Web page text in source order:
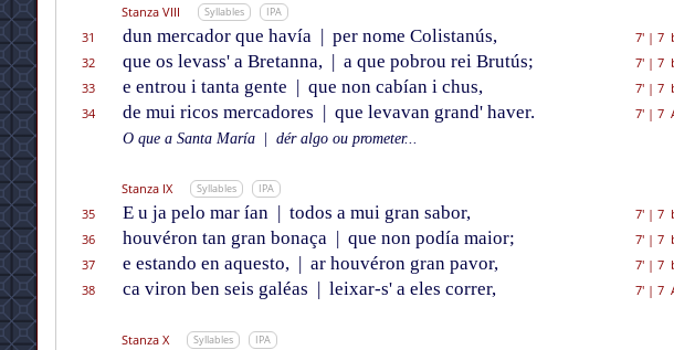
Stanza VIII Syllables IPA
31 dun mercador que havía | per nome Colistanús, 7'| 7
32
que os levass' a Bretanna, | a que pobrou rei Brutús; 7'| 7
33
e entrou i tanta gente | que non cabían i chus, 7'| 7
34
de mui ricos mercadores | que levavan grand' haver. 7'| 7
O que a Santa María
dér algo ou prometer...
Stanza IX Syllables IPA
35 E u ja pelo mar ían | todos a mui gran sabor, 7'| 7
36
houvéron tan gran bonaça | que non podía maior; 7'| 7
37
e estando en aquesto, | ar houvéron gran pavor, 7'| 7
38
ca viron ben seis galéas | leixar-s' a eles correr, 7'| 7
Stanza X Syllables IPA